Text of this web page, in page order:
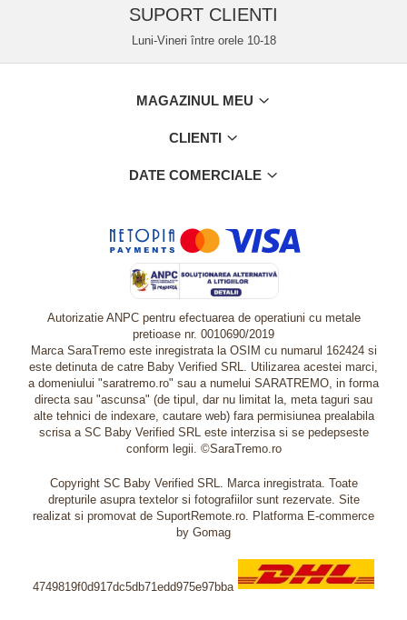
SUPORT CLIENTI
Luni-Vineri între orele 10-18
MAGAZINUL MEU
CLIENTI
DATE COMERCIALE
Autorizatie ANPC pentru efectuarea de operatiuni cu metale
pretioase nr. 0010690/2019
Marca SaraTremo este inregistrata la OSIM cu numarul 162424 si
este detinuta de catre Baby Verified SRL. Utilizarea acestei marci,
a domeniului "saratremo.ro" sau a numelui SARATREMO, in forma
directa sau "ascunsa" (de tipul, dar nu limitat la, meta taguri sau
alte tehnici de indexare, cautare web) fara permisiunea prealabila
scrisa a SC Baby Verified SRL este interzisa si se pedepseste
conform legii. ©SaraTremo.ro
Copyright SC Baby Verified SRL. Marca inregistrata. Toate
drepturile asupra textelor si fotografiilor sunt rezervate. Site
realizat si promovat de SuportRemote.ro. Platforma E-commerce
by Gomag
4749819f0d917dc5db71edd975e97bba